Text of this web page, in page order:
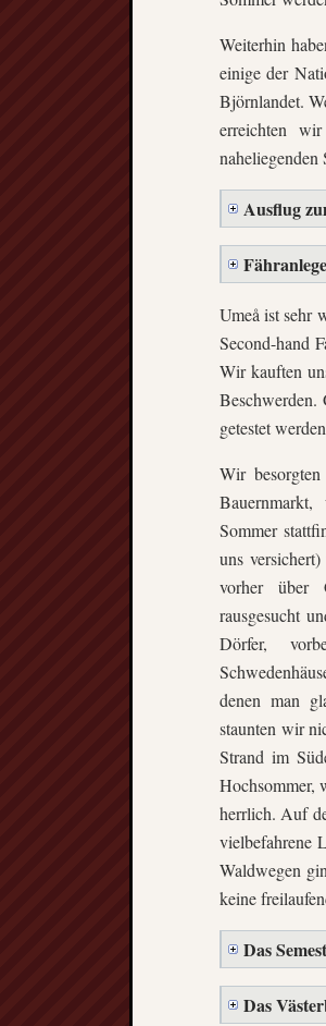
Weiterhin
einige der
Björnlandet.
erreichten
naheliegenden
Ausflug
Umeå ist sehr
Second-hand
Wir kauften
Beschwerden.
getestet
Wir
Sommer
uns
vorher über
rausgesucht
Dörfer,
denen man
staunten wir
Strand im
Hochsommer,
herrlich. Auf
vielbefahrene
Waldwegen
keine
Das
Das